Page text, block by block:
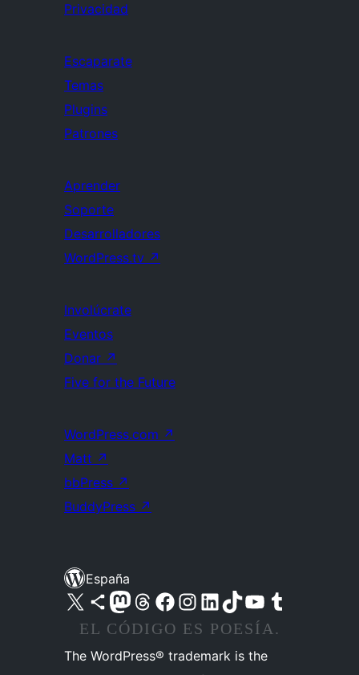
Privacidad
Escaparate
Temas
Plugins
Patrones
Aprender
Soporte
Desarrolladores
WordPress.tv ↗
Involúcrate
Eventos
Donar ↗
Five for the Future
WordPress.com ↗
Matt ↗
bbPress ↗
BuddyPress ↗
España
Visita nuestra cuenta de X (anteriormente Twitter)
Visita nuestra cuenta de Bluesky
Visita nuestra cuenta de Mastodon
Visita nuestra cuenta de Threads
Visita nuestra página de Facebook
Visita nuestra cuenta de Instagram
Visita nuestra cuenta de LinkedIn
Visita nuestra cuenta de TikTok
Visita nuestro canal de YouTube
Visita nuestra cuenta de Tumblr
EL CÓDIGO ES POESÍA.
The WordPress® trademark is the